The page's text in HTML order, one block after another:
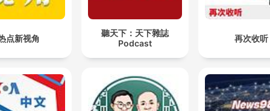
点新视角
聽天下：天下雜誌
Podcast
再次收听